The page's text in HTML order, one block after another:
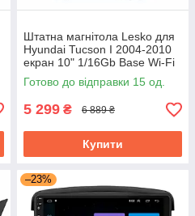
Штатна магнітола Lesko для
Hyundai Tucson I 2004-2010
екран 10" 1/16Gb Base Wi-Fi
GPS Android хендай
Готово до відправки 15 од.
5 299 ₴ 6 889 ₴
Купити
–23%